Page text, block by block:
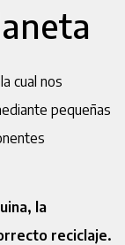
cual nos
pequeñas
la
reciclaje.